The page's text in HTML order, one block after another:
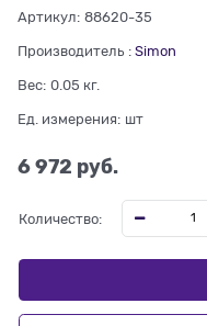
Артикул: 88620-35
Производитель : Simon
Вес: 0.05 кг.
Ед. измерения: шт
6 972 руб.
Количество: